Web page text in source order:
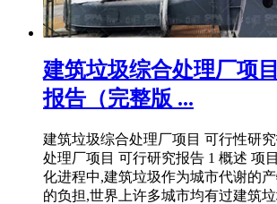
建筑垃圾综合处理厂项
报告（完整版 ...
建筑垃圾综合处理厂项目 可行性研
处理厂项目 可行研究报告 1 概述 项
化进程中,建筑垃圾作为城市代谢的
的负担,世界上许多城市均有过建筑